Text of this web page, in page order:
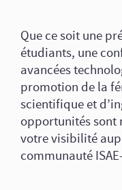
Que ce soit une
étudiants, une
avancées
promotion de la
scientifique et
opportunités sont
votre visibilité
communauté